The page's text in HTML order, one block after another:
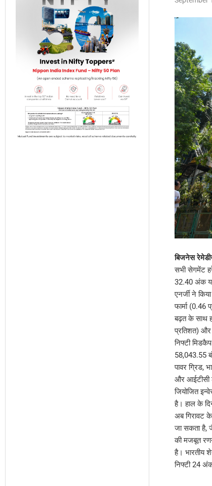
बिजनेस
सभी सेगमेंट
32.40 अंक
एनर्जी ने
फार्मा (0.46
बढ़त के साथ
प्रतिशत) और
निफ्टी
58,043.55
पावर ग्रिड,
और आईटीसी
जियोजित
है। हाल के
अब गिरावट
जा सकता है,
की मजबूत
है। भारतीय
निफ्टी 24